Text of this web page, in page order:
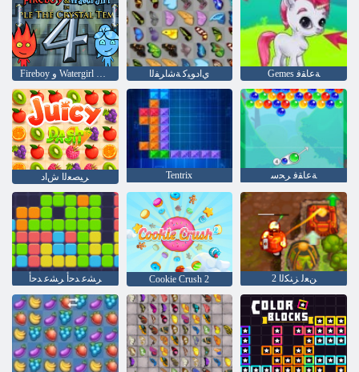
Fireboy ﻭ Watergirl 4: Crystal Temple ﻱﺍﺩﻮﻴﻛ ﺔﺷﺍﺮﻔﻟﺍ Gemes ﺔﻋﺎﻘﻓ
ﺮﻴﺼﻌﻟﺍ ﺵﺍﺩ Tentrix ﺔﻋﺎﻘﻓ ﺮﺤﺳ
ﺮﺸﻋ ﺪﺣﺃ ﺮﺸﻋ ﺪﺣﺃ Cookie Crush 2 2 ﻦﻌﻟ ﺰﻨﻜﻟﺍ